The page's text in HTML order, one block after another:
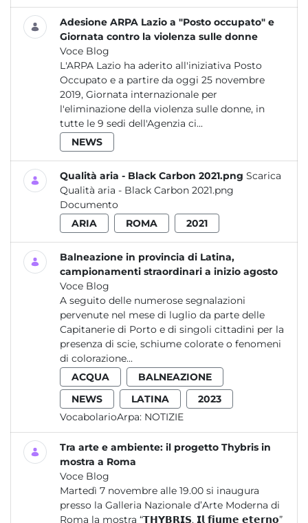
Adesione ARPA Lazio a "Posto occupato" e
Giornata contro la violenza sulle donne
Voce Blog
L'ARPA Lazio ha aderito all'iniziativa Posto
Occupato e a partire da oggi 25 novembre
2019, Giornata internazionale per
l'eliminazione della violenza sulle donne, in
tutte le 9 sedi dell'Agenzia ci...
NEWS
Qualità aria - Black Carbon 2021.png Scarica
Qualità aria - Black Carbon 2021.png
Documento
ARIA
ROMA 2021
Balneazione in provincia di Latina,
campionamenti straordinari a inizio agosto
Voce Blog
A seguito delle numerose segnalazioni
pervenute nel mese di luglio da parte delle
Capitanerie di Porto e di singoli cittadini per la
presenza di scie, schiume colorate o fenomeni
di colorazione...
ACQUA
BALNEAZIONE
NEWS
LATINA
2023
VocabolarioArpa: NOTIZIE
Tra arte e ambiente: il progetto Thybris in
mostra a Roma
Voce Blog
Martedì 7 novembre alle 19.00 si inaugura
presso la Galleria Nazionale d’Arte Moderna di
Roma la mostra “𝗧𝗛𝗬𝗕𝗥𝗜𝗦. 𝗜𝗹 𝗳𝗶𝘂𝗺𝗲 𝗲𝘁𝗲𝗿𝗻𝗼”